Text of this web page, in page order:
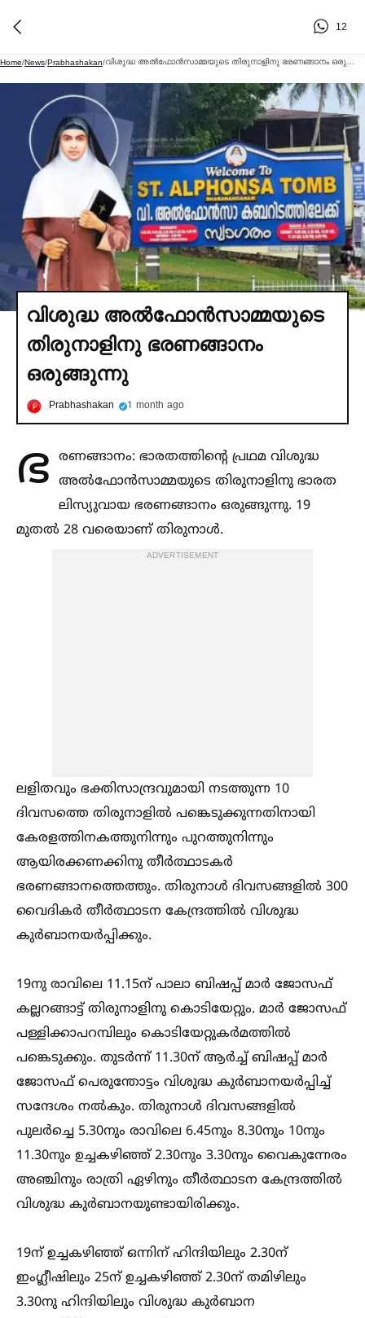
12
Home/News/Prabhashakan/
വിശുദ്ധ അല്‍ഫോൻസാമ്മയുടെ
തിരുനാളിനു ഭരണങ്ങാനം
ഒരുങ്ങുന്നു
Prabhashakan 1 month ago
ഭ രണങ്ങാനം: ഭാരതത്തിന്റെ പ്രഥമ വിശുദ്ധ
അല്‍ഫോൻസാമ്മയുടെ തിരുനാളിനു ഭാരത
ലിസ്യുവായ ഭരണങ്ങാനം ഒരുങ്ങുന്നു. 19
മുതല്‍ 28 വരെയാണ് തിരുനാള്‍.
ADVERTISEMENT
ലളിതവും ഭക്തിസാന്ദ്രവുമായി നടത്തുന്ന 10
ദിവസത്തെ തിരുനാളില്‍ പങ്കെടുക്കുന്നതിനായി
കേരളത്തിനകത്തുനിന്നും പുറത്തുനിന്നും
ആയിരക്കണക്കിനു തീർത്ഥാടകർ
ഭരണങ്ങാനത്തെത്തും. തിരുനാള്‍ ദിവസങ്ങളില്‍ 300
വൈദികർ തീർത്ഥാടന കേന്ദ്രത്തില്‍ വിശുദ്ധ
കുർബാനയർപ്പിക്കും.
19നു രാവിലെ 11.15ന് പാലാ ബിഷപ്പ് മാർ ജോസഫ്
കല്ലറങ്ങാട്ട് തിരുനാളിനു കൊടിയേറ്റും. മാർ ജോസഫ്
പള്ളിക്കാപറമ്പിലും കൊടിയേറ്റുകർമത്തില്‍
പങ്കെടുക്കും. തുടർന്ന് 11.30ന് ആർച്ച്‌ ബിഷപ്പ് മാർ
ജോസഫ് പെരുന്തോട്ടം വിശുദ്ധ കുർബാനയർപ്പിച്ച്‌
സന്ദേശം നല്‍കും. തിരുനാള്‍ ദിവസങ്ങളില്‍
പുലർച്ചെ 5.30നും രാവിലെ 6.45നും 8.30നും 10നും
11.30നും ഉച്ചകഴിഞ്ഞ് 2.30നും 3.30നും വൈകുന്നേരം
അഞ്ചിനും രാത്രി ഏഴിനും തീർത്ഥാടന കേന്ദ്രത്തില്‍
വിശുദ്ധ കുർബാനയുണ്ടായിരിക്കും.
19ന് ഉച്ചകഴിഞ്ഞ് ഒന്നിന് ഹിന്ദിയിലും 2.30ന്
ഇംഗ്ലീഷിലും 25ന് ഉച്ചകഴിഞ്ഞ് 2.30ന് തമിഴിലും
3.30നു ഹിന്ദിയിലും വിശുദ്ധ കുർബാന